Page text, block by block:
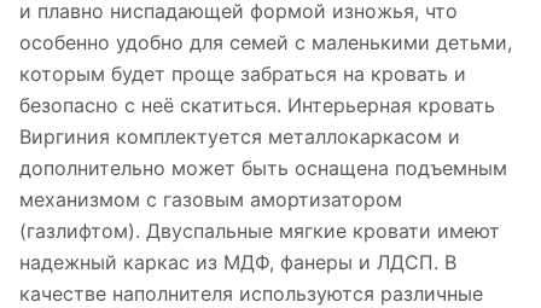
и плавно ниспадающей формой изножья, что
особенно удобно для семей с маленькими детьми,
которым будет проще забраться на кровать и
безопасно с неё скатиться. Интерьерная кровать
Виргиния комплектуется металлокаркасом и
дополнительно может быть оснащена подъемным
механизмом с газовым амортизатором
(газлифтом). Двуспальные мягкие кровати имеют
надежный каркас из МДФ, фанеры и ЛДСП. В
качестве наполнителя используются различные